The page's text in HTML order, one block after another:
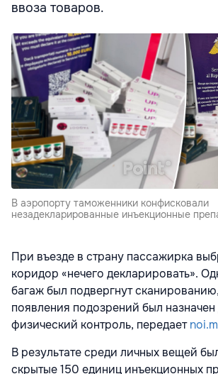
ввоза товаров.
В аэропорту таможенники конфисковали
незадекларированные инъекционные
При въезде в страну пассажирка
коридор «нечего декларировать».
багаж был подвергнут
появления подозрений был назначен
физический контроль, передает
В результате среди личных вещей
скрытые 150 единиц инъекционных